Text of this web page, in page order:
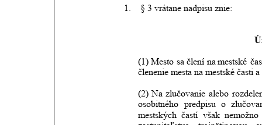
1. § 3 vrátane nadpisu znie:
(1) Mesto sa člení na mestské
členenie mesta na mestské časti
(2) Na zlučovanie alebo
osobitného
predpisu o
mestských častí však nemožno